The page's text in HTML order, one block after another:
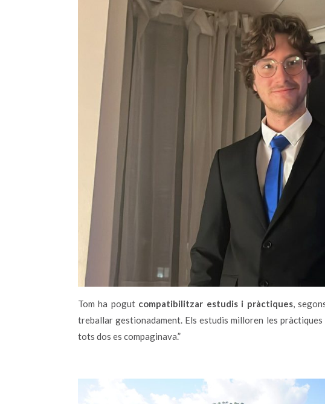
Tom ha pogut compatibilitzar estudis i pràctiques,
treballar gestionadament. Els estudis milloren les
tots dos es compaginava.”